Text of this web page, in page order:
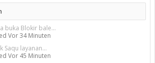
buka Blokir bale...
Vor 34 Minuten
Saqu layanan...
Vor 45 Minuten